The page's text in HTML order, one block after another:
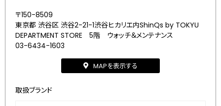
〒150-8509
東京都 渋谷区 渋谷2-21-1渋谷ヒカリエ内ShinQs by TOKYU
DEPARTMENT STORE 5階 ウォッチ＆メンテナンス
03-6434-1603
MAPを表示する
取扱ブランド